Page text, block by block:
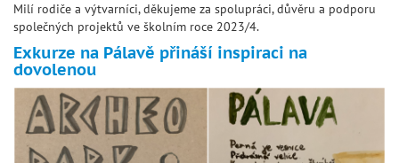
Milí rodiče a výtvarníci, děkujeme za spolupráci, důvěru a podporu
společných projektů ve školním roce 2023/4.
Exkurze na Pálavě přináší inspiraci na
dovolenou